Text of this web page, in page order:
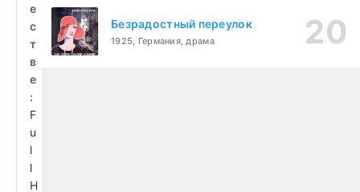
е
с
т
в
е
:
F
u
l
l
H
Безрадостный переулок
1925, Германия, драма